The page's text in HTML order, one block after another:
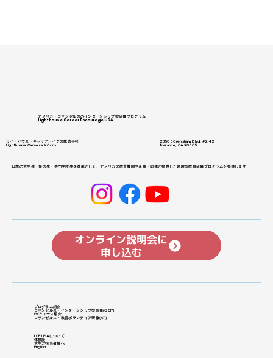
アメリカ・ロサンゼルスのインターンシップ型研修プログラム
Lighthouse Career Encourage USA
ライトハウス・キャリア・イクス株式会社
Lighthouse Career eX Corp.
23505 Crenshaw Blvd. #242
Torrance, CA 90505
日本の大学生・短大生・専門学校生を対象とした、アメリカの教育機関や企業・団体と提携した体験型教育研修プログラムを提供します
オンライン説明会に
申し込む
プログラム紹介
ロサンゼルス・インターンシップ型研修​(GCP)
GCPコース紹介
ロサンゼルス・教育ボランティア研修(AT)
LCE USAについて
体験談
大学ご担当者様へ
English